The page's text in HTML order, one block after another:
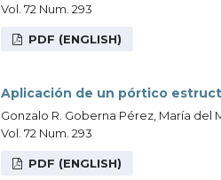
Vol. 72 Num. 293
PDF (ENGLISH)
Aplicación de un pórtico
Gonzalo R. Goberna Pérez, María del
Vol. 72 Num. 293
PDF (ENGLISH)